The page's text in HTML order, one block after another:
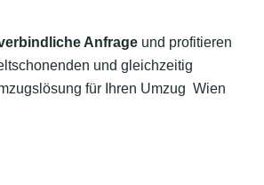
Anfrage und profitieren
und gleichzeitig
für Ihren Umzug Wien